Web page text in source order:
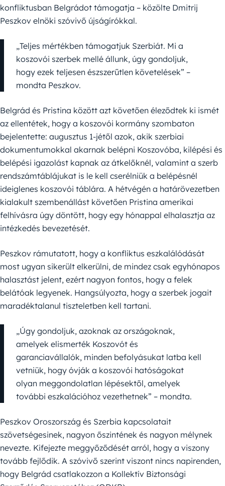
konfliktusban Belgrádot támogatja – közölte Dmitrij
Peszkov elnöki szóvivő újságírókkal.
„Teljes mértékben támogatjuk Szerbiát. Mi a
koszovói szerbek mellé állunk, úgy gondoljuk,
hogy ezek teljesen észszerűtlen követelések” –
mondta Peszkov.
Belgrád és Pristina között azt követően éleződtek ki ismét
az ellentétek, hogy a koszovói kormány szombaton
bejelentette: augusztus 1-jétől azok, akik szerbiai
dokumentumokkal akarnak belépni Koszovóba, kilépési és
belépési igazolást kapnak az átkelőknél, valamint a szerb
rendszámtáblájukat is le kell cserélniük a belépésnél
ideiglenes koszovói táblára. A hétvégén a határövezetben
kialakult szembenállást követően Pristina amerikai
felhívásra úgy döntött, hogy egy hónappal elhalasztja az
intézkedés bevezetését.
Peszkov rámutatott, hogy a konfliktus eszkalálódását
most ugyan sikerült elkerülni, de mindez csak egyhónapos
halasztást jelent, ezért nagyon fontos, hogy a felek
belátóak legyenek. Hangsúlyozta, hogy a szerbek jogait
maradéktalanul tiszteletben kell tartani.
„Úgy gondoljuk, azoknak az országoknak,
amelyek elismerték Koszovót és
garanciavállalók, minden befolyásukat latba kell
vetniük, hogy óvják a koszovói hatóságokat
olyan meggondolatlan lépésektől, amelyek
további eszkalációhoz vezethetnek” – mondta.
Peszkov Oroszország és Szerbia kapcsolatait
szövetségesinek, nagyon őszintének és nagyon mélynek
nevezte. Kifejezte meggyőződését arról, hogy a viszony
tovább fejlődik. A szóvivő szerint viszont nincs napirenden,
hogy Belgrád csatlakozzon a Kollektív Biztonsági